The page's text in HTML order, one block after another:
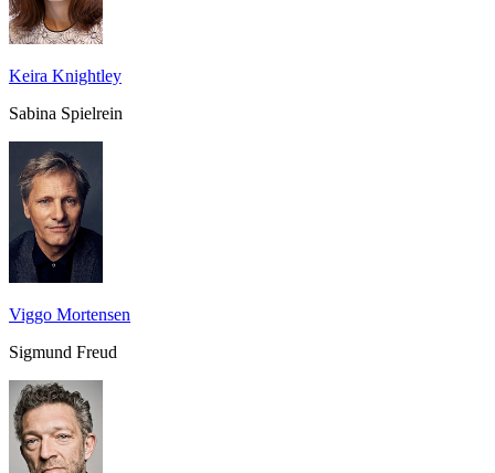
Keira Knightley
Sabina Spielrein
Viggo Mortensen
Sigmund Freud